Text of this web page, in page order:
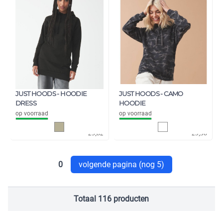
JUST HOODS - HOODIE
DRESS
op voorraad
25,82
JUST HOODS - CAMO
HOODIE
op voorraad
29,56
0 volgende pagina (nog 5)
Totaal 116 producten